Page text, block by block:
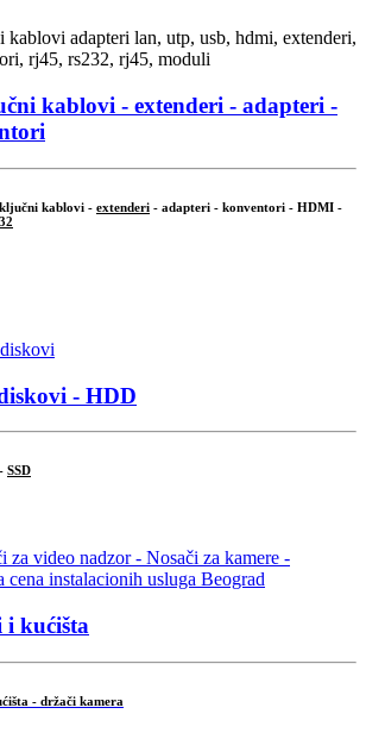
kablovi - extenderi - adapteri -
kablovi - extenderi - adapteri - konventori - HDMI -
- HDD
- SSD
i kućišta
- držači kamera